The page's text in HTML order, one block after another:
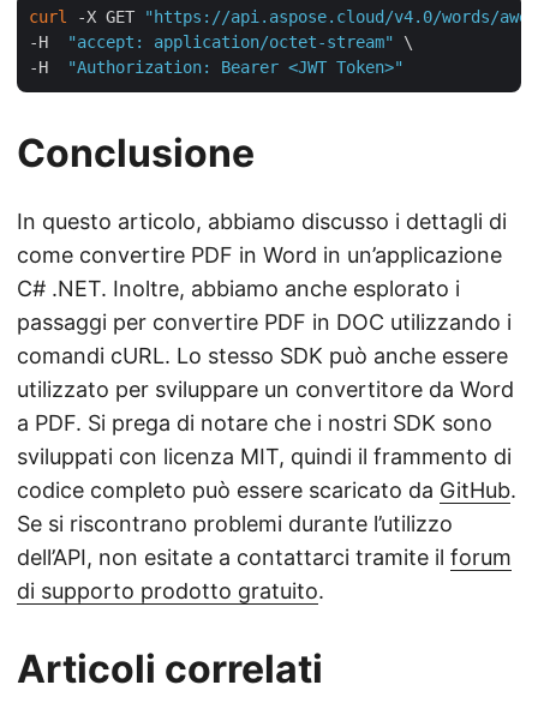
curl -X GET
"https://api.aspose.cloud/v4.0/words/
-H
"accept: application/octet-stream"
\
-H
"Authorization: Bearer <JWT Token>"
Conclusione
In questo articolo, abbiamo discusso i dettagli di
come convertire PDF in Word in un’applicazione
C# .NET. Inoltre, abbiamo anche esplorato i
passaggi per convertire PDF in DOC utilizzando i
comandi cURL. Lo stesso SDK può anche essere
utilizzato per sviluppare un convertitore da Word
a PDF. Si prega di notare che i nostri SDK sono
sviluppati con licenza MIT, quindi il frammento di
codice completo può essere scaricato da GitHub.
Se si riscontrano problemi durante l’utilizzo
dell’API, non esitate a contattarci tramite il forum
di supporto prodotto gratuito.
Articoli correlati